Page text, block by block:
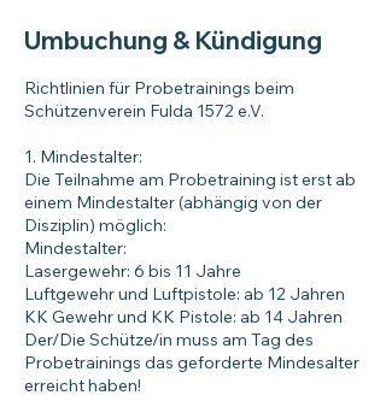
Umbuchung & Kündigung
Richtlinien für Probetrainings beim
Schützenverein Fulda 1572 e.V.
1. Mindestalter:
Die Teilnahme am Probetraining ist erst ab
einem Mindestalter (abhängig von der
Disziplin) möglich:
Mindestalter:
Lasergewehr: 6 bis 11 Jahre
Luftgewehr und Luftpistole: ab 12 Jahren
KK Gewehr und KK Pistole: ab 14 Jahren
Der/Die Schütze/in muss am Tag des
Probetrainings das geforderte Mindesalter
erreicht haben!